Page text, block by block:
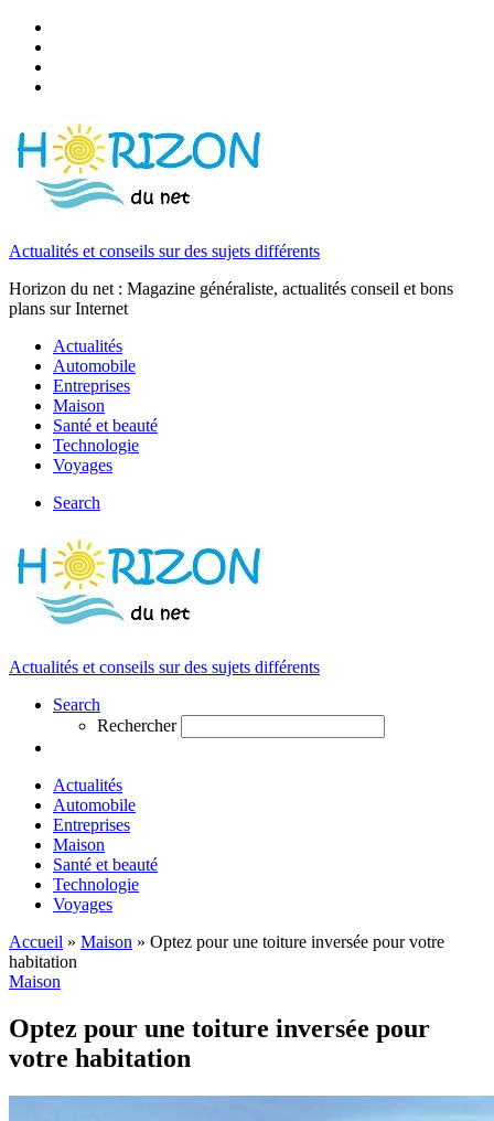
Actualités et conseils sur des sujets différents
Horizon du net : Magazine généraliste, actualités conseil et bons
plans sur Internet
Actualités
Automobile
Entreprises
Maison
Santé et beauté
Technologie
Voyages
Search
Actualités et conseils sur des sujets différents
Search
Rechercher
Actualités
Automobile
Entreprises
Maison
Santé et beauté
Technologie
Voyages
Accueil » Maison » Optez pour une toiture inversée pour votre
habitation
Maison
Optez pour une toiture inversée pour
votre habitation